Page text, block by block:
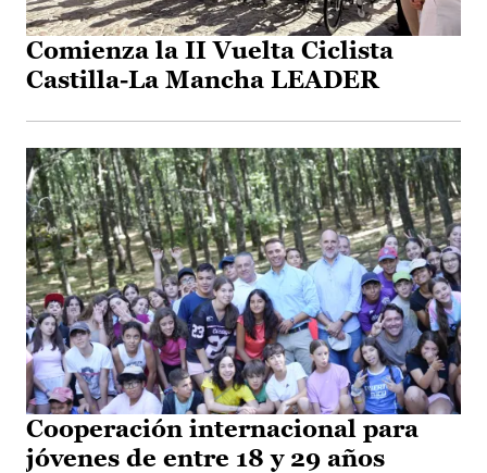
Comienza la II Vuelta Ciclista
Castilla-La Mancha LEADER
Cooperación internacional para
jóvenes de entre 18 y 29 años